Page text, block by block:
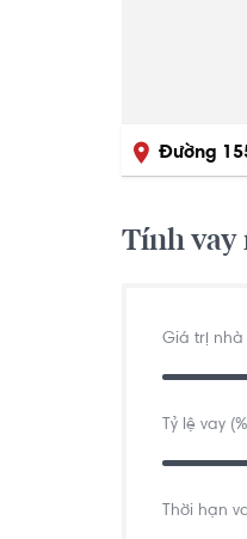
Đường
Tính vay
Giá trị nhà
Tỷ lệ vay
Thời hạn